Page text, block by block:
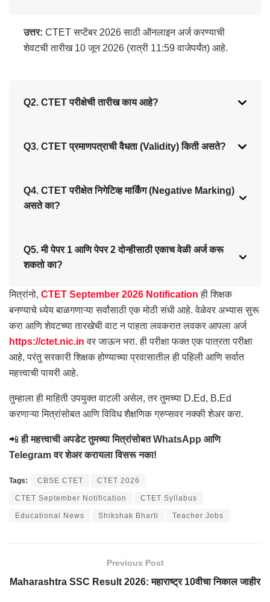
उत्तर: CTET सप्टेंबर 2026 साठी ऑनलाइन अर्ज करण्याची
शेवटची तारीख 10 जून 2026 (रात्री 11:59 वाजेपर्यंत) आहे.
Q2. CTET परीक्षेची तारीख काय आहे?
Q3. CTET प्रमाणपत्राची वैधता (Validity) किती असते?
Q4. CTET परीक्षेत निगेटिव्ह मार्किंग (Negative Marking)
असते का?
Q5. मी पेपर 1 आणि पेपर 2 दोन्हीसाठी एकाच वेळी अर्ज करू
शकतो का?
मित्रांनो, CTET September 2026 Notification ही शिक्षक
बनण्याचे ध्येय बाळगणाऱ्या सर्वांसाठी एक मोठी संधी आहे. वेळेवर अभ्यास सुरू
करा आणि शेवटच्या तारखेची वाट न पाहता लवकरात लवकर आपला अर्ज
https://ctet.nic.in वर जाऊन भरा. ही परीक्षा फक्त एक पात्रता परीक्षा
आहे, परंतु सरकारी शिक्षक होण्याच्या प्रवासातील ही पहिली आणि सर्वात
महत्त्वाची पायरी आहे.
तुम्हाला ही माहिती उपयुक्त वाटली असेल, तर तुमच्या D.Ed, B.Ed
करणाऱ्या मित्रांसोबत आणि विविध शैक्षणिक ग्रुप्सवर नक्की शेअर करा.
📲ही महत्त्वाची अपडेट तुमच्या मित्रांसोबत WhatsApp आणि
Telegram वर शेअर करायला विसरू नका!
Tags: CBSE CTET CTET 2026
CTET September Notification CTET Syllabus
Educational News Shikshak Bharti Teacher Jobs
Previous Post
Maharashtra SSC Result 2026: महाराष्ट्र 10वीचा निकाल जाहीर